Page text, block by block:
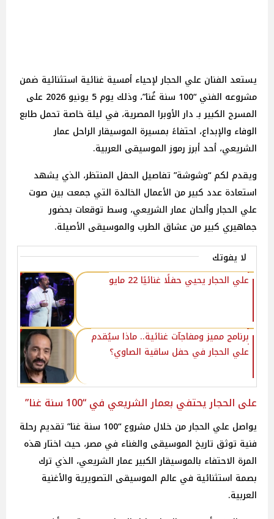
يستعد الفنان علي الحجار لإحياء أمسية غنائية استثنائية ضمن
مشروعه الفني “100 سنة غُنا”، وذلك يوم 5 يونيو 2026 على
المسرح الكبير بـ دار الأوبرا المصرية، في ليلة خاصة تحمل طابع
الوفاء والإبداع، احتفاءً بمسيرة الموسيقار الراحل عمار
الشريعي، أحد أبرز رموز الموسيقى العربية.
ويقدم لكم “وشوشة” تفاصيل الحفل المنتظر، الذي يشهد
استعادة عدد كبير من الأعمال الخالدة التي جمعت بين صوت
علي الحجار وألحان عمار الشريعي، وسط توقعات بحضور
جماهيري كبير من عشاق الطرب والموسيقى الأصيلة.
لا يفوتك
علي الحجار يحيي حفلًا غنائيًا 22 مايو
برنامج مميز ومفاجآت غنائية.. ماذا سيُقدم
علي الحجار في حفل ساقية الصاوي؟
على الحجار يحتفي بعمار الشريعي في “100 سنة غنا”
يواصل علي الحجار من خلال مشروع “100 سنة غنا” تقديم رحلة
فنية توثق تاريخ الموسيقى والغناء في مصر، حيث اختار هذه
المرة الاحتفاء بالموسيقار الكبير عمار الشريعي، الذي ترك
بصمة استثنائية في عالم الموسيقى التصويرية والأغنية
العربية.